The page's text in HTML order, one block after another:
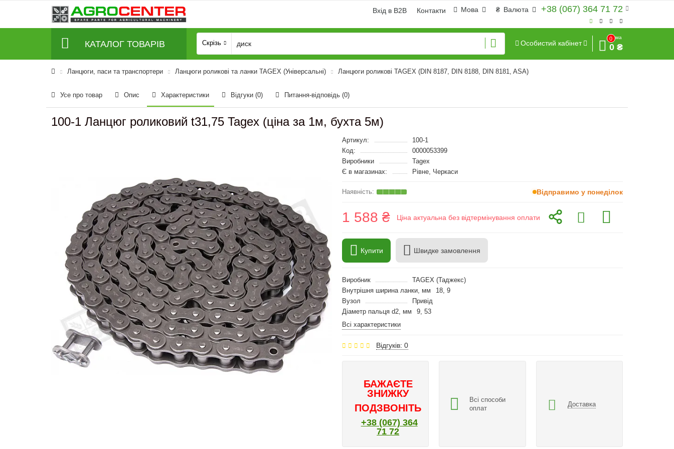
+38 (067) 364 71 72
₴ Валюта
Мова
Вхід в B2B Контакти
КАТАЛОГ ТОВАРІВ Скрізь Особистий кабінет
0
Сума
0 ₴
Ланцюги, паси та транспортери Ланцюги роликові та ланки TAGEX (Універсальні) Ланцюги роликові TAGEX (DIN 8187, DIN 8188, DIN 8181, ASA)
Усе про товар Опис Характеристики Відгуки (0) Питання-відповідь (0)
100-1 Ланцюг роликовий t31,75 Tagex (ціна за 1м, бухта 5м)
Артикул:
100-1
Код:
0000053399
Виробники
Tagex
Є в магазинах:
Рівне, Черкаси
Відправимо у понеділок
1 588 ₴ Ціна актуальна без відтермінування оплати
Купити Швидке замовлення
Виробник
TAGEX (Таджекс)
Внутрішня ширина ланки, мм
18, 9
Вузол
Привід
Діаметр пальця d2, мм
9, 53
Всі характеристики
Відгуків: 0
БАЖАЄТЕ
ЗНИЖКУ
ПОДЗВОНІТЬ
+38 (067) 364
71 72
Всі способи
оплат
Доставка